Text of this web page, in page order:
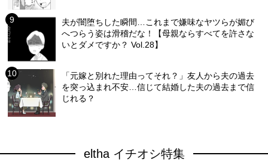
夫が闇堕ちした瞬間…これまで嫌味なヤツらが媚び
へつらう姿は滑稽だな！【母親ならすべてを許さな
いとダメですか？ Vol.28】
「元嫁と別れた理由ってそれ？」友人から夫の過去
を突っ込まれ不安…信じて結婚した夫の過去まで信
じれる？
eltha イチオシ特集